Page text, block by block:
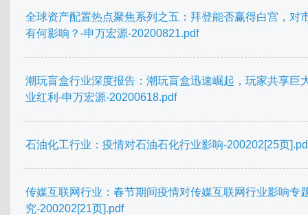
全球资产配置热点聚焦系列之五：拜登能否赢得白宫，对
有何影响？-申万宏源-20200821.pdf
潮玩盲盒行业深度报告：潮玩盲盒迅速崛起，玩家共享巨
业红利-申万宏源-20200618.pdf
石油化工行业：疫情对石油石化行业影响-200202[25页
传媒互联网行业：春节期间疫情对传媒互联网行业影响专
究-200202[21页].pdf